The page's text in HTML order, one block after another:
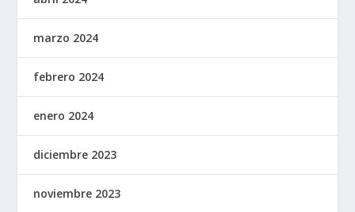
marzo 2024
febrero 2024
enero 2024
diciembre 2023
noviembre 2023